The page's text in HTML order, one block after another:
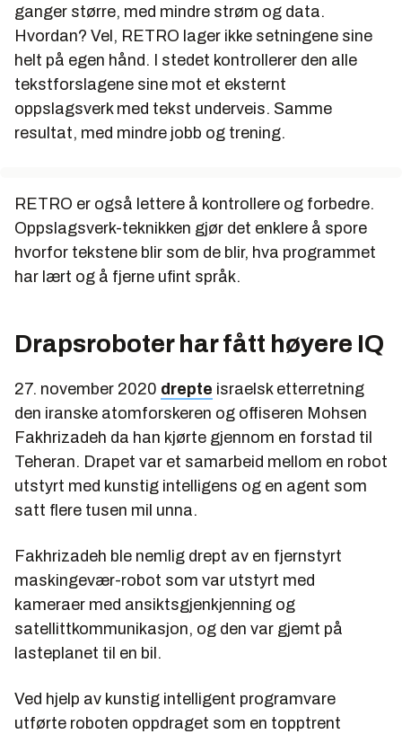
ganger større, med mindre strøm og data.
Hvordan? Vel, RETRO lager ikke setningene sine
helt på egen hånd. I stedet kontrollerer den alle
tekstforslagene sine mot et eksternt
oppslagsverk med tekst underveis. Samme
resultat, med mindre jobb og trening.
RETRO er også lettere å kontrollere og forbedre.
Oppslagsverk-teknikken gjør det enklere å spore
hvorfor tekstene blir som de blir, hva programmet
har lært og å fjerne ufint språk.
Drapsroboter har fått høyere IQ
27. november 2020 drepte israelsk etterretning
den iranske atomforskeren og offiseren Mohsen
Fakhrizadeh da han kjørte gjennom en forstad til
Teheran. Drapet var et samarbeid mellom en robot
utstyrt med kunstig intelligens og en agent som
satt flere tusen mil unna.
Fakhrizadeh ble nemlig drept av en fjernstyrt
maskingevær-robot som var utstyrt med
kameraer med ansiktsgjenkjenning og
satellittkommunikasjon, og den var gjemt på
lasteplanet til en bil.
Ved hjelp av kunstig intelligent programvare
utførte roboten oppdraget som en topptrent